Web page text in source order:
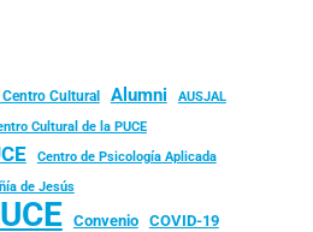
Cultural Alumni
AUSJAL
Cultural de la PUCE
Centro de Psicología Aplicada
de Jesús
Convenio
COVID-19